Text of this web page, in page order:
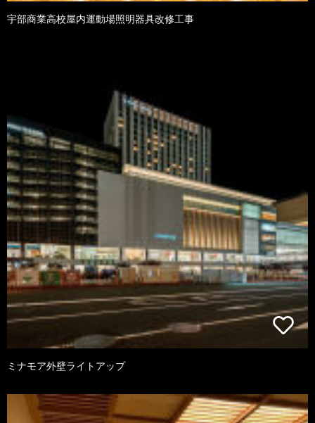
宇部商業高校屋内運動場照明器具改修工事
ミナモア外壁ライトアップ